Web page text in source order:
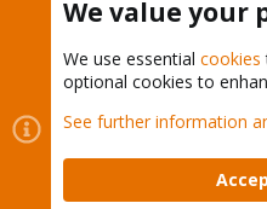
Home
Get Subscription
Wiki
Downloads
We value your
We use essential cookies
optional cookies to
See further information